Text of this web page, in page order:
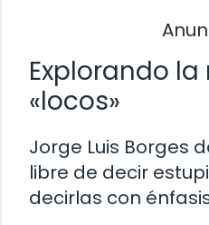
Explorando
«locos»
Jorge Luis Borges
libre de decir
decirlas con